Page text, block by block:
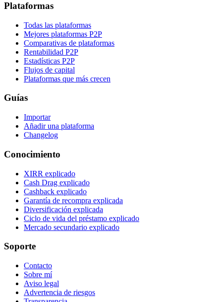
Plataformas
Todas las plataformas
Mejores plataformas P2P
Comparativas de plataformas
Rentabilidad P2P
Estadísticas P2P
Flujos de capital
Plataformas que más crecen
Guías
Importar
Añadir una plataforma
Changelog
Conocimiento
XIRR explicado
Cash Drag explicado
Cashback explicado
Garantía de recompra explicada
Diversificación explicada
Ciclo de vida del préstamo explicado
Mercado secundario explicado
Soporte
Contacto
Sobre mí
Aviso legal
Advertencia de riesgos